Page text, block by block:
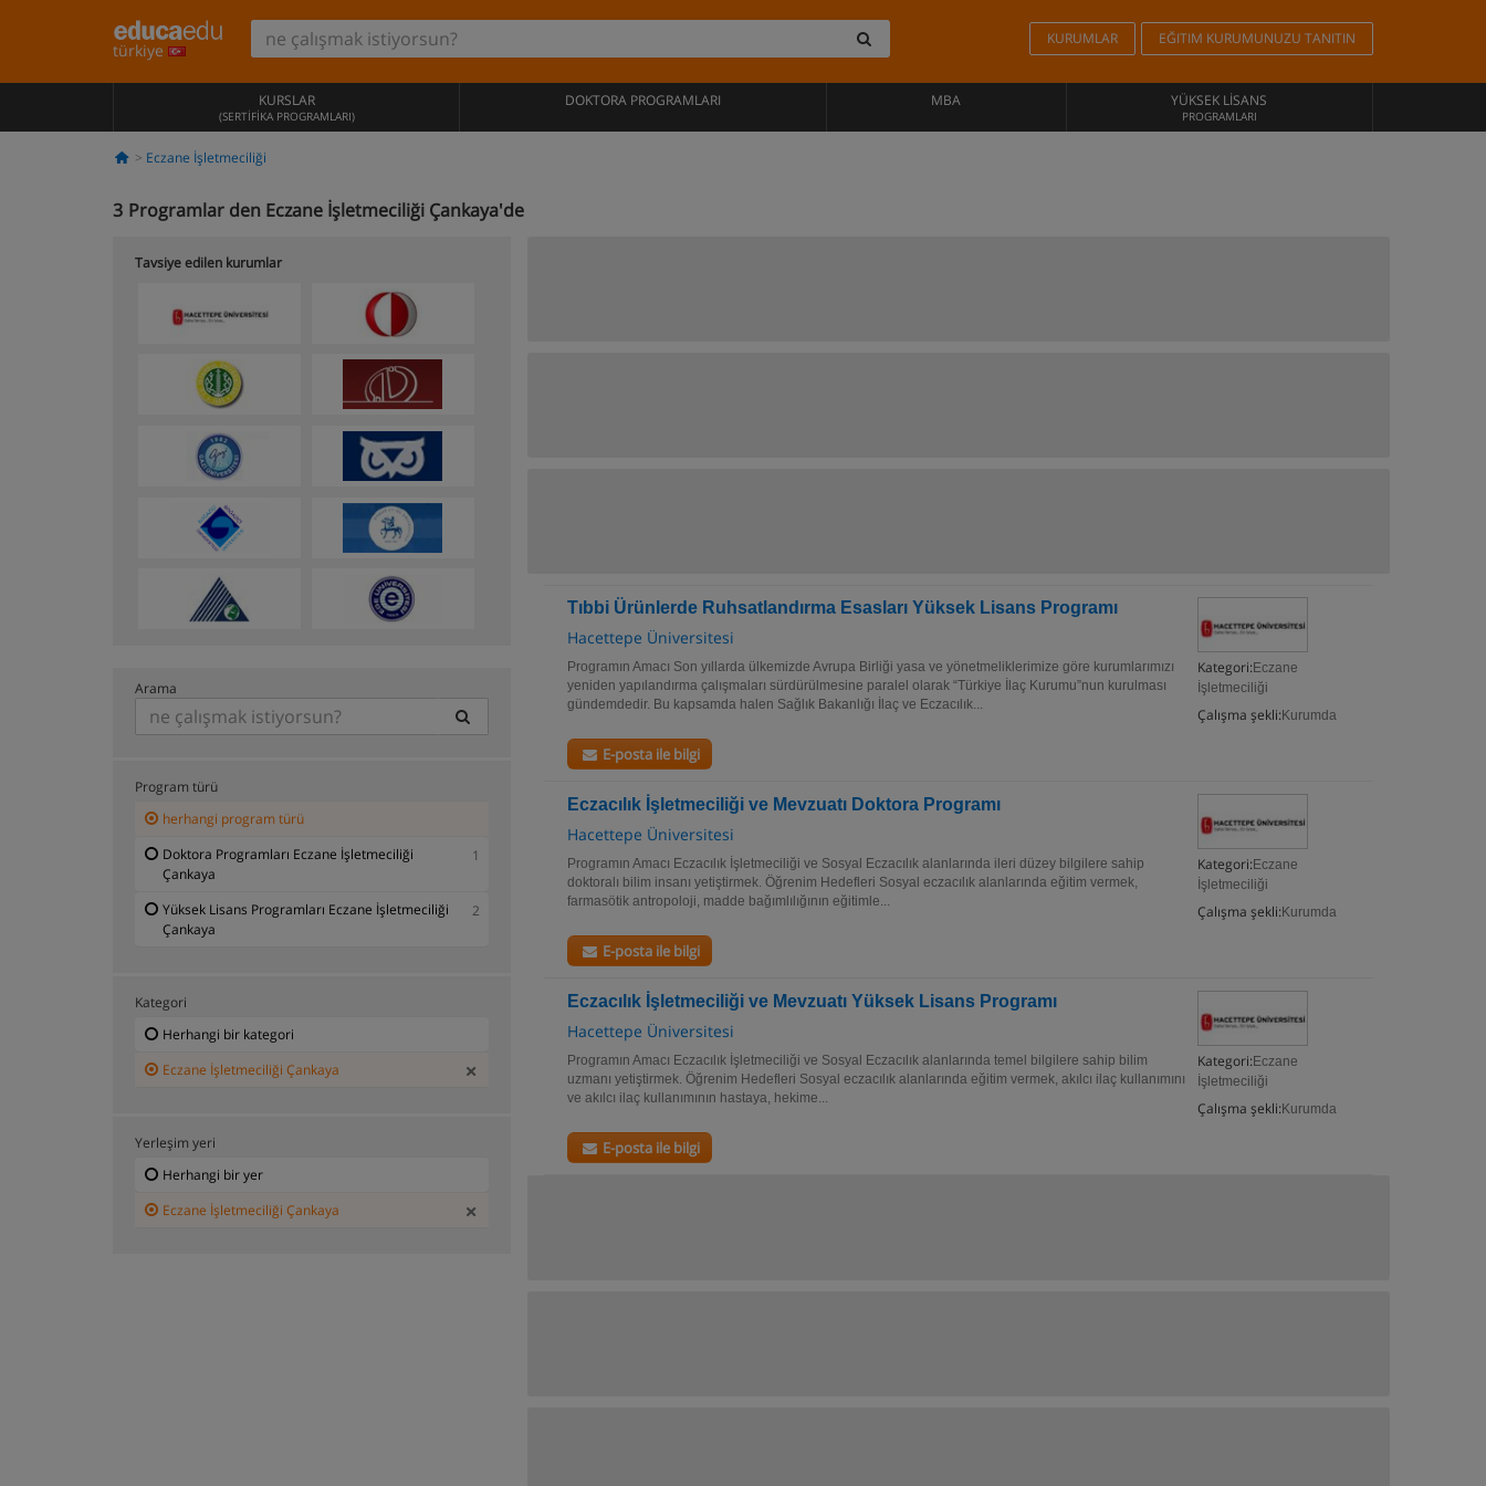
türkiye
KURUMLAR EĞITIM KURUMUNUZU TANITIN
KURSLAR
(SERTIFIKA PROGRAMLARI)
DOKTORA PROGRAMLARI MBA YÜKSEK LISANS
PROGRAMLARI
Eczane İşletmeciliği
3 Programlar den Eczane İşletmeciliği Çankaya'de
Tıbbi Ürünlerde Ruhsatlandırma Esasları Yüksek Lisans Programı
Hacettepe Üniversitesi
Kategori: Eczane
İşletmeciliği
Çalışma şekli: Kurumda
Programın Amacı Son yıllarda ülkemizde Avrupa Birliği yasa ve yönetmeliklerimize göre kurumlarımızı
yeniden yapılandırma çalışmaları sürdürülmesine paralel olarak “Türkiye İlaç Kurumu”nun kurulması
gündemdedir. Bu kapsamda halen Sağlık Bakanlığı İlaç ve Eczacılık...
E-posta ile bilgi
Eczacılık İşletmeciliği ve Mevzuatı Doktora Programı
Hacettepe Üniversitesi
Kategori: Eczane
İşletmeciliği
Çalışma şekli: Kurumda
Programın Amacı Eczacılık İşletmeciliği ve Sosyal Eczacılık alanlarında ileri düzey bilgilere sahip
doktoralı bilim insanı yetiştirmek. Öğrenim Hedefleri Sosyal eczacılık alanlarında eğitim vermek,
farmasötik antropoloji, madde bağımlılığının eğitimle...
E-posta ile bilgi
Eczacılık İşletmeciliği ve Mevzuatı Yüksek Lisans Programı
Hacettepe Üniversitesi
Kategori: Eczane
İşletmeciliği
Çalışma şekli: Kurumda
Programın Amacı Eczacılık İşletmeciliği ve Sosyal Eczacılık alanlarında temel bilgilere sahip bilim
uzmanı yetiştirmek. Öğrenim Hedefleri Sosyal eczacılık alanlarında eğitim vermek, akılcı ilaç kullanımını
ve akılcı ilaç kullanımının hastaya, hekime...
E-posta ile bilgi
Tavsiye edilen kurumlar
Arama
Program türü
herhangi program türü
Doktora Programları Eczane İşletmeciliği
Çankaya
1
Yüksek Lisans Programları Eczane İşletmeciliği
Çankaya
2
Kategori
Herhangi bir kategori
Eczane İşletmeciliği Çankaya
Yerleşim yeri
Herhangi bir yer
Eczane İşletmeciliği Çankaya